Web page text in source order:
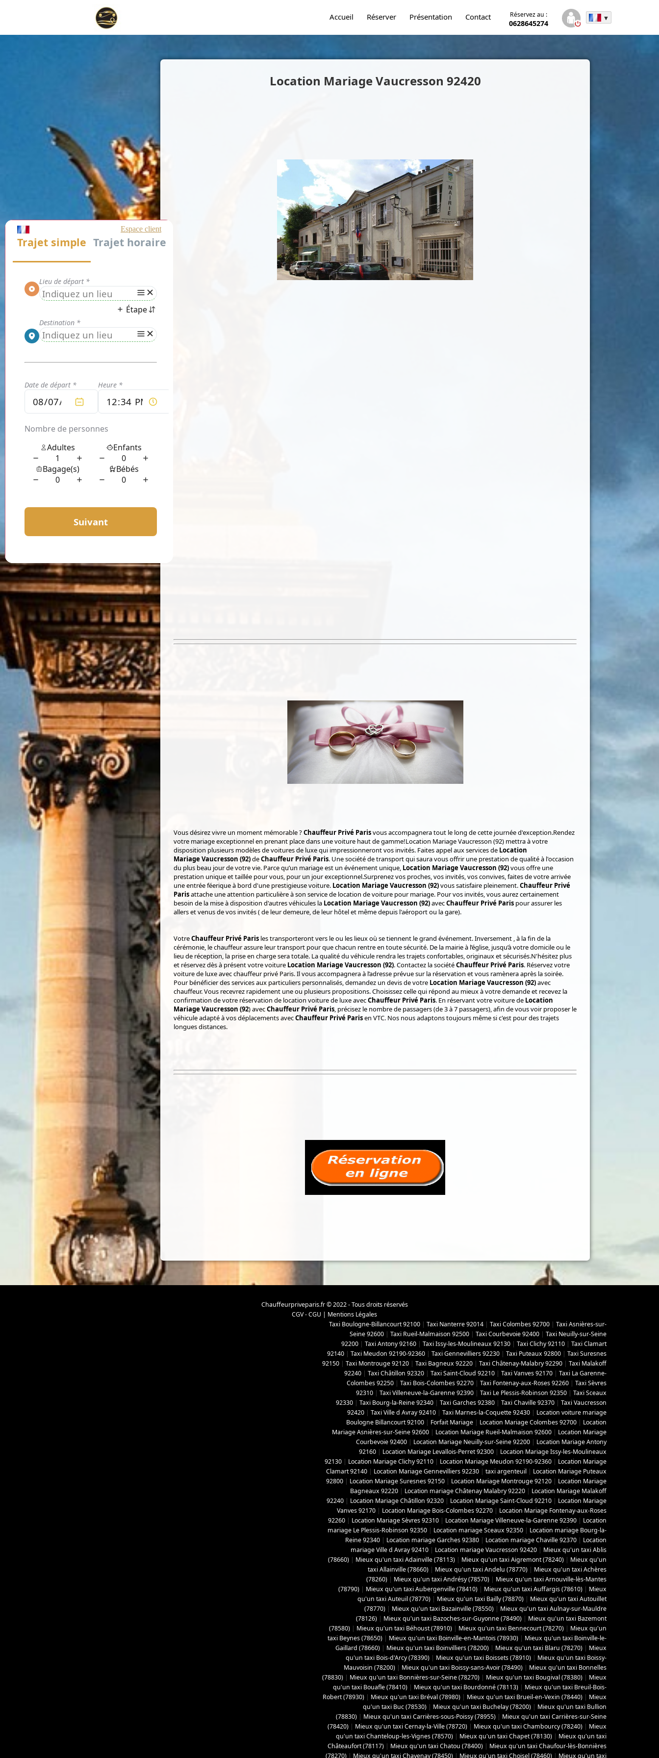
Accueil Réserver Présentation Contact Réservez au :
0628645274
Location Mariage Vaucresson 92420
Vous désirez vivre un moment mémorable ?Chauffeur Privé Parisvous accompagnera tout le long de cette journée d'exception.Rendez
votre mariage exceptionnel en prenant place dans une voiture haut de gamme!Location Mariage Vaucresson (92) mettra à votre
disposition plusieurs modèles de voitures de luxe qui impressionneront vos invités. Faites appel aux services de Location
Mariage Vaucresson (92)deChauffeur Privé Paris. Une société de transport qui saura vous offrir une prestation de qualité à l'occasion
du plus beau jour de votre vie. Parce qu’un mariage est un événement unique, Location Mariage Vaucresson (92)vous offre une
prestation unique et taillée pour vous, pour un jour exceptionnel.Surprenez vos proches, vos invités, vos convives, faites de votre arrivée
une entrée féerique à bord d'une prestigieuse voiture. Location Mariage Vaucresson (92)vous satisfaire pleinement.Chauffeur Privé
Parisattache une attention particulière à son service de location de voiture pour mariage. Pour vos invités, vous aurez certainement
besoin de la mise à disposition d'autres véhicules la Location Mariage Vaucresson (92)avecChauffeur Privé Parispour assurer les
allers et venus de vos invités ( de leur demeure, de leur hôtel et même depuis l'aéroport ou la gare).
VotreChauffeur Privé Parisles transporteront vers le ou les lieux où se tiennent le grand événement. Inversement , à la fin de la
cérémonie, le chauffeur assure leur transport pour que chacun rentre en toute sécurité. De la mairie à l’église, jusqu’à votre domicile ou le
lieu de réception, la prise en charge sera totale. La qualité du véhicule rendra les trajets confortables, originaux et sécurisés.N'hésitez plus
et réservez dès à présent votre voiture Location Mariage Vaucresson (92). Contactez la sociétéChauffeur Privé Paris. Réservez votre
voiture de luxe avec chauffeur privé Paris. Il vous accompagnera à l’adresse prévue sur la réservation et vous ramènera après la soirée.
Pour bénéficier des services aux particuliers personnalisés, demandez un devis de votre Location Mariage Vaucresson (92)avec
chauffeur. Vous recevrez rapidement une ou plusieurs propositions. Choisissez celle qui répond au mieux à votre demande et recevez la
confirmation de votre réservation de location voiture de luxe avecChauffeur Privé Paris. En réservant votre voiture de Location
Mariage Vaucresson (92) avecChauffeur Privé Paris, précisez le nombre de passagers (de 3 à 7 passagers), afin de vous voir proposer le
véhicule adapté à vos déplacements avecChauffeur Privé Parisen VTC. Nos nous adaptons toujours même si c'est pour des trajets
longues distances.
Chauffeurpriveparis.fr © 2022 - Tous droits réservés
CGV - CGU | Mentions Légales
Taxi Boulogne-Billancourt 92100 | Taxi Nanterre 92014 | Taxi Colombes 92700 | Taxi Asnières-sur-
Seine 92600 | Taxi Rueil-Malmaison 92500 | Taxi Courbevoie 92400 | Taxi Neuilly-sur-Seine
92200 | Taxi Antony 92160 | Taxi Issy-les-Moulineaux 92130 | Taxi Clichy 92110 | Taxi Clamart
92140 | Taxi Meudon 92190-92360 | Taxi Gennevilliers 92230 | Taxi Puteaux 92800 | Taxi Suresnes
92150 | Taxi Montrouge 92120 | Taxi Bagneux 92220 | Taxi Châtenay-Malabry 92290 | Taxi Malakoff
92240 | Taxi Châtillon 92320 | Taxi Saint-Cloud 92210 | Taxi Vanves 92170 | Taxi La Garenne-
Colombes 92250 | Taxi Bois-Colombes 92270 | Taxi Fontenay-aux-Roses 92260 | Taxi Sèvres
92310 | Taxi Villeneuve-la-Garenne 92390 | Taxi Le Plessis-Robinson 92350 | Taxi Sceaux
92330 | Taxi Bourg-la-Reine 92340 | Taxi Garches 92380 | Taxi Chaville 92370 | Taxi Vaucresson
92420 | Taxi Ville d Avray 92410 | Taxi Marnes-la-Coquette 92430 | Location voiture mariage
Boulogne Billancourt 92100 | Forfait Mariage | Location Mariage Colombes 92700 | Location
Mariage Asnières-sur-Seine 92600 | Location Mariage Rueil-Malmaison 92600 | Location Mariage
Courbevoie 92400 | Location Mariage Neuilly-sur-Seine 92200 | Location Mariage Antony
92160 | Location Mariage Levallois-Perret 92300 | Location Mariage Issy-les-Moulineaux
92130 | Location Mariage Clichy 92110 | Location Mariage Meudon 92190-92360 | Location Mariage
Clamart 92140 | Location Mariage Gennevilliers 92230 | taxi argenteuil | Location Mariage Puteaux
92800 | Location Mariage Suresnes 92150 | Location Mariage Montrouge 92120 | Location Mariage
Bagneaux 92220 | Location mariage Châtenay Malabry 92220 | Location Mariage Malakoff
92240 | Location Mariage Châtillon 92320 | Location Mariage Saint-Cloud 92210 | Location Mariage
Vanves 92170 | Location Mariage Bois-Colombes 92270 | Location Mariage Fontenay-aux-Roses
92260 | Location Mariage Sèvres 92310 | Location Mariage Villeneuve-la-Garenne 92390 | Location
mariage Le Plessis-Robinson 92350 | Location mariage Sceaux 92350 | Location mariage Bourg-la-
Reine 92340 | Location mariage Garches 92380 | Location mariage Chaville 92370 | Location
mariage Ville d Avray 92410 | Location mariage Vaucresson 92420 | Mieux qu'un taxi Ablis
(78660) | Mieux qu'un taxi Adainville (78113) | Mieux qu'un taxi Aigremont (78240) | Mieux qu'un
taxi Allainville (78660) | Mieux qu'un taxi Andelu (78770) | Mieux qu'un taxi Achères
(78260) | Mieux qu'un taxi Andrésy (78570) | Mieux qu'un taxi Arnouville-lès-Mantes
(78790) | Mieux qu'un taxi Aubergenville (78410) | Mieux qu'un taxi Auffargis (78610) | Mieux
qu'un taxi Auteuil (78770) | Mieux qu'un taxi Bailly (78870) | Mieux qu'un taxi Autouillet
(78770) | Mieux qu'un taxi Bazainville (78550) | Mieux qu'un taxi Aulnay-sur-Mauldre
(78126) | Mieux qu'un taxi Bazoches-sur-Guyonne (78490) | Mieux qu'un taxi Bazemont
(78580) | Mieux qu'un taxi Béhoust (78910) | Mieux qu'un taxi Bennecourt (78270) | Mieux qu'un
taxi Beynes (78650) | Mieux qu'un taxi Boinville-en-Mantois (78930) | Mieux qu'un taxi Boinville-le-
Gaillard (78660) | Mieux qu'un taxi Boinvilliers (78200) | Mieux qu'un taxi Blaru (78270) | Mieux
qu'un taxi Bois-d'Arcy (78390) | Mieux qu'un taxi Boissets (78910) | Mieux qu'un taxi Boissy-
Mauvoisin (78200) | Mieux qu'un taxi Boissy-sans-Avoir (78490) | Mieux qu'un taxi Bonnelles
(78830) | Mieux qu'un taxi Bonnières-sur-Seine (78270) | Mieux qu'un taxi Bougival (78380) | Mieux
qu'un taxi Bouafle (78410) | Mieux qu'un taxi Bourdonné (78113) | Mieux qu'un taxi Breuil-Bois-
Robert (78930) | Mieux qu'un taxi Bréval (78980) | Mieux qu'un taxi Brueil-en-Vexin (78440) | Mieux
qu'un taxi Buc (78530) | Mieux qu'un taxi Buchelay (78200) | Mieux qu'un taxi Bullion
(78830) | Mieux qu'un taxi Carrières-sous-Poissy (78955) | Mieux qu'un taxi Carrières-sur-Seine
(78420) | Mieux qu'un taxi Cernay-la-Ville (78720) | Mieux qu'un taxi Chambourcy (78240) | Mieux
qu'un taxi Chanteloup-les-Vignes (78570) | Mieux qu'un taxi Chapet (78130) | Mieux qu'un taxi
Châteaufort (78117) | Mieux qu'un taxi Chatou (78400) | Mieux qu'un taxi Chaufour-lès-Bonnières
(78270) | Mieux qu'un taxi Chavenay (78450) | Mieux qu'un taxi Choisel (78460) | Mieux qu'un taxi